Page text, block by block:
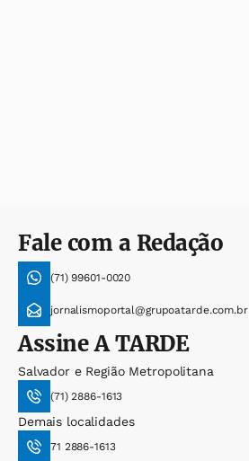
Fale com a Redação
(71) 99601-0020
jornalismoportal@grupoatarde.com.br
AssineA TARDE
Salvador e Região Metropolitana
(71) 2886-1613
Demais localidades
71 2886-1613